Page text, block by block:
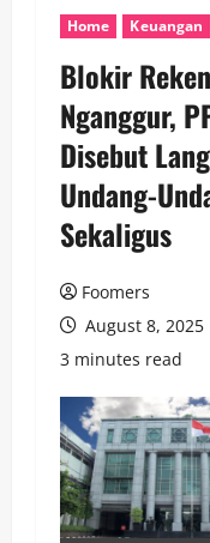
Home Keuangan
Blokir
Nganggur,
Disebut
Undang-
Sekaligus
Foomers
August 8, 2025
3 minutes read